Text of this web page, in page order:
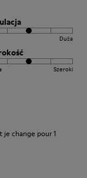
Duża
Szeroki
change pour 1